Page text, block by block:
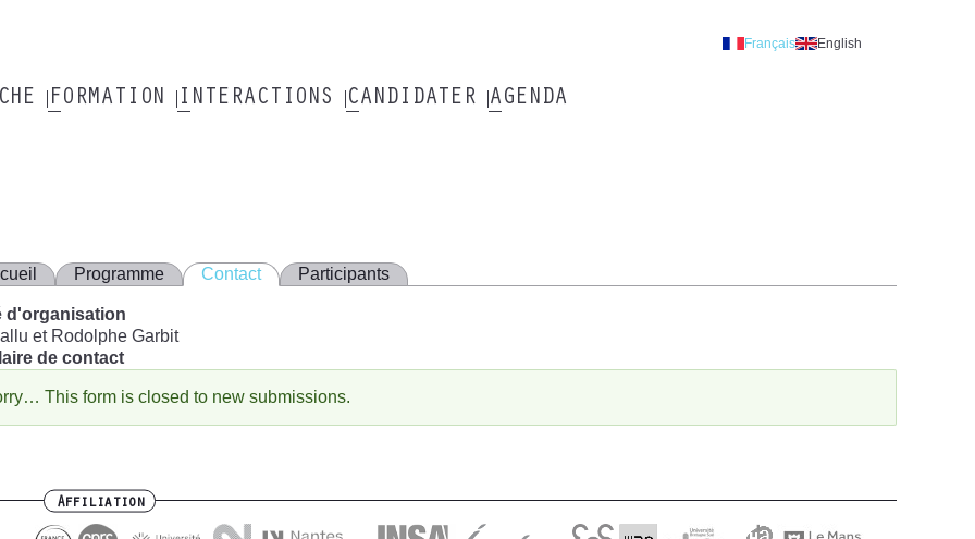
Français English
FORMATION INTERACTIONS CANDIDATER AGENDA
Programme Contact Participants
d'organisation
et Rodolphe Garbit
de contact
This form is closed to new submissions.
Affiliation